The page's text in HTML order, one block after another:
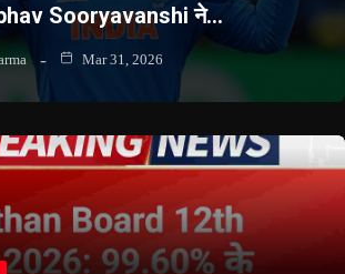
Sooryavanshi ने…
Mar 31, 2026